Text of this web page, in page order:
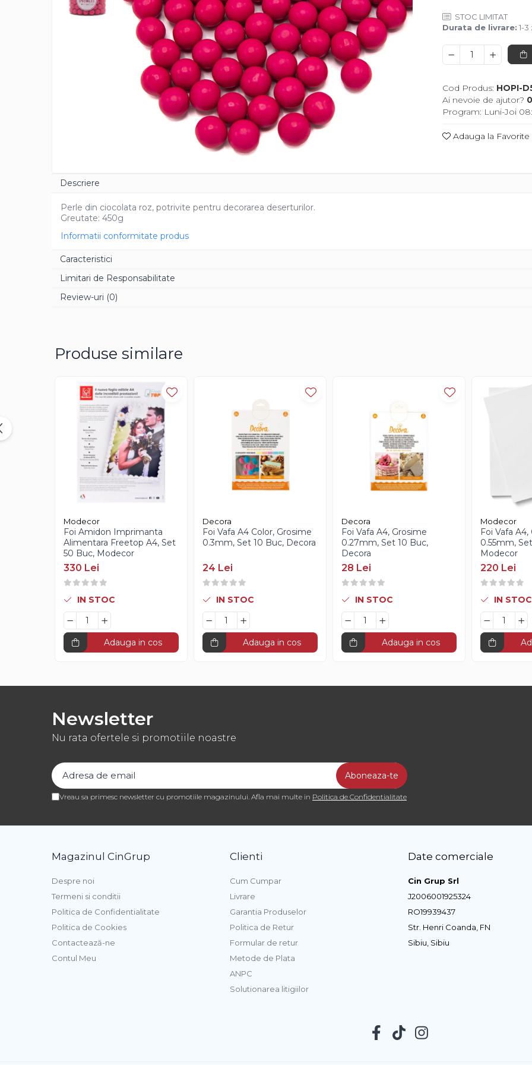
Cacao Barry Callebaut
Fructe Confiate
Compot si Cocktail
Aroma Vanilie
Aroma Lamaie
Crocant / Crumble
Spray Antilipire Tavi
Creme, Glazuri, Paste
Creme Umpluturi
Creme inainte Coacere
Creme dupa Coacere
Creme Crocante
Creme Gianduia
Glazura Ciocolata
Glazura Oglinda
Paste Aromatizante
Pasta de Fistic
Pasta de Vanilie
Pasta de Fructe
Umpluturi de Fructe
Paste Aromatizante
Pasta de Fistic
Pasta de Vanilie
Pasta Inghetata cu Lapte
Variegato Fructe
Baze si Mixuri Inghetata
Forme Silicon Inghetata
Bastonase Lemn
Coji de Tarte
STOC LIMITAT
Durata de livrare: 1-
Cod Produs: HOPI-
Ai nevoie de ajutor?
Program: Luni-Joi
Adauga la Favorite
Descriere
Perle din ciocolata roz, potrivite pentru decorarea deserturilor.
Greutate: 450g
Informatii conformitate produs
Caracteristici
Limitari de Responsabilitate
Review-uri (0)
Produse similare
Modecor
Foi Amidon Imprimanta
Alimentara Freetop A4, Set
50 Buc, Modecor
330 Lei
IN STOC
Adauga in cos
Decora
Foi Vafa A4 Color, Grosime
0.3mm, Set 10 Buc, Decora
24 Lei
IN STOC
Adauga in cos
Decora
Foi Vafa A4, Grosime
0.27mm, Set 10 Buc,
Decora
28 Lei
IN STOC
Adauga in cos
Modecor
Foi Vafa
0.55mm,
Modecor
220 Lei
IN STOC
Newsletter
Nu rata ofertele si promotiile noastre
Vreau sa primesc newsletter cu promotiile magazinului. Afla mai multe in Politica de Confidentialitate
Magazinul CinGrup
Despre noi
Termeni si conditii
Politica de Confidentialitate
Politica de Cookies
Contactează-ne
Contul Meu
Clienti
Cum Cumpar
Livrare
Garantia Produselor
Politica de Retur
Formular de retur
Metode de Plata
ANPC
Solutionarea litigiilor
Date comerciale
Cin Grup Srl
J2006001925324
RO19939437
Str. Henri Coanda, FN
Sibiu, Sibiu